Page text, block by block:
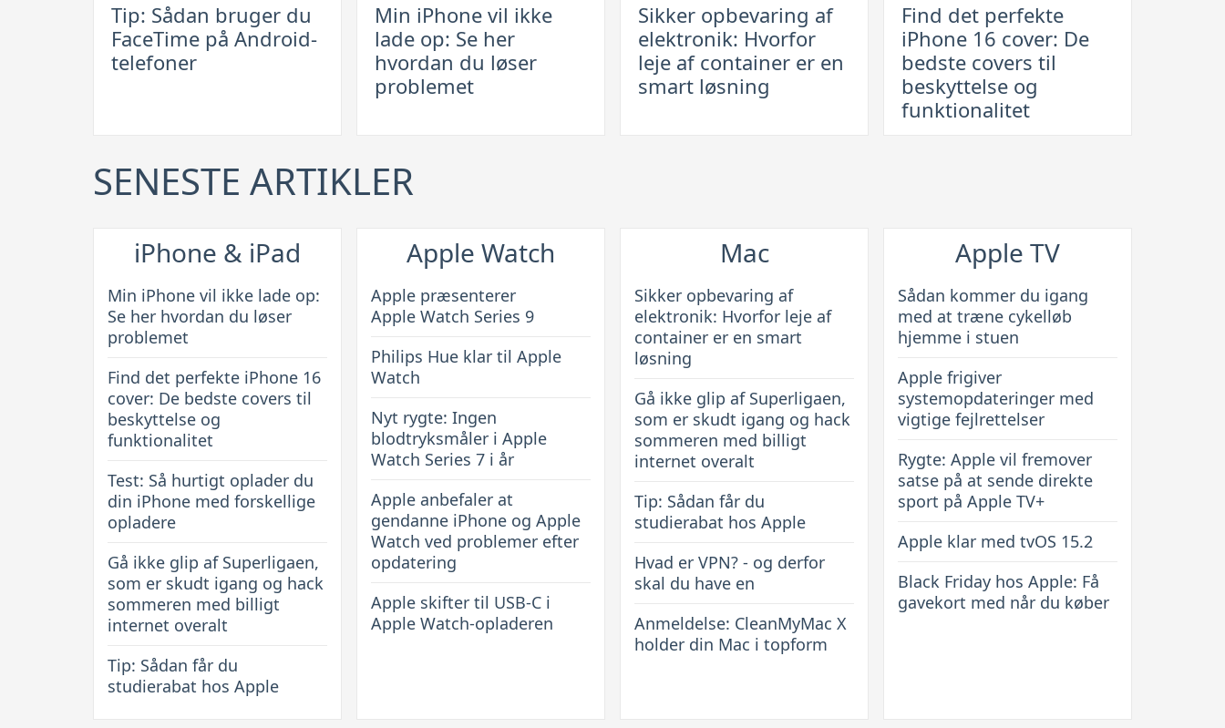
Tip:
Sådan
bruger
Android-
telefoner
Tip: Sådan bruger du
FaceTime på Android-
telefoner
Min
iPhone
ikke
Se
her
problemet
Min iPhone vil ikke
lade op: Se her
hvordan du løser
problemet
Sikker
opbevaring
elektronik:
løsning
Sikker opbevaring af
elektronik: Hvorfor
leje af container er en
smart løsning
Find
det
perfekte
iPhone
beskyttelse
og
funktionalitet
Find det perfekte
iPhone 16 cover: De
bedste covers til
beskyttelse og
funktionalitet
SENESTE ARTIKLER
iPhone & iPad
Min iPhone vil ikke lade op:
Se her hvordan du løser
problemet
Find det perfekte iPhone 16
cover: De bedste covers til
beskyttelse og
funktionalitet
Test: Så hurtigt oplader du
din iPhone med forskellige
opladere
Gå ikke glip af Superligaen,
som er skudt igang og hack
sommeren med billigt
internet overalt
Tip: Sådan får du
studierabat hos Apple
Apple Watch
Apple præsenterer
Apple Watch Series 9
Philips Hue klar til Apple
Watch
Nyt rygte: Ingen
blodtryksmåler i Apple
Watch Series 7 i år
Apple anbefaler at
gendanne iPhone og Apple
Watch ved problemer efter
opdatering
Apple skifter til USB-C i
Apple Watch-opladeren
Mac
Sikker opbevaring af
elektronik: Hvorfor leje af
container er en smart
løsning
Gå ikke glip af Superligaen,
som er skudt igang og hack
sommeren med billigt
internet overalt
Tip: Sådan får du
studierabat hos Apple
Hvad er VPN? - og derfor
skal du have en
Anmeldelse: CleanMyMac X
holder din Mac i topform
Apple TV
Sådan kommer du igang
med at træne cykelløb
hjemme i stuen
Apple frigiver
systemopdateringer med
vigtige fejlrettelser
Rygte: Apple vil fremover
satse på at sende direkte
sport på Apple TV+
Apple klar med tvOS 15.2
Black Friday hos Apple: Få
gavekort med når du køber